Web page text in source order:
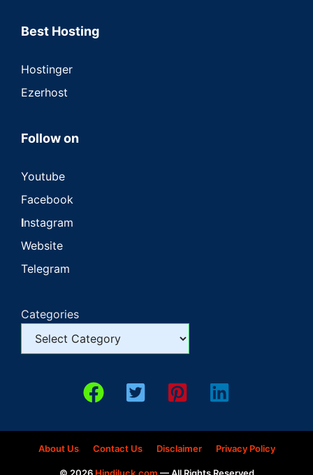
Best Hosting
Hostinger
Ezerhost
Follow on
Youtube
Facebook
Instagram
Website
Telegram
Categories
About Us Contact Us Disclaimer Privacy Policy
© 2026 Hindiluck.com — All Rights Reserved